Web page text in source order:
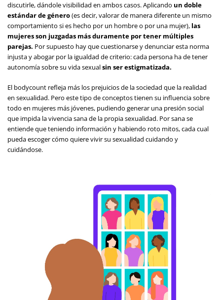
discutirle, dándole visibilidad en ambos casos. Aplicando un doble
estándar de género(es decir, valorar de manera diferente un mismo
comportamiento si es hecho por un hombre o por una mujer), las
mujeres son juzgadas más duramente por tener múltiples
parejas. Por supuesto hay que cuestionarse y denunciar esta norma
injusta y abogar por la igualdad de criterio: cada persona ha de tener
autonomía sobre su vida sexualsin ser estigmatizada.
El bodycount refleja más los prejuicios de la sociedad que la realidad
en sexualidad. Pero este tipo de conceptos tienen su influencia sobre
todo en mujeres más jóvenes, pudiendo generar una presión social
que impida la vivencia sana de la propia sexualidad. Por sana se
entiende que teniendo información y habiendo roto mitos, cada cual
pueda escoger cómo quiere vivir su sexualidad cuidando y
cuidándose.